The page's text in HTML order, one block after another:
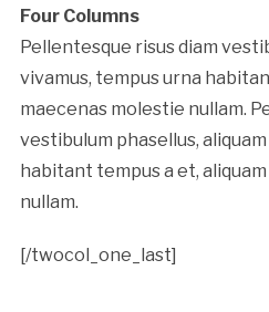
Four Columns
Pellentesque risus diam
vivamus, tempus urna
maecenas molestie nullam.
vestibulum phasellus,
habitant tempus a et,
nullam.
[/twocol_one_last]